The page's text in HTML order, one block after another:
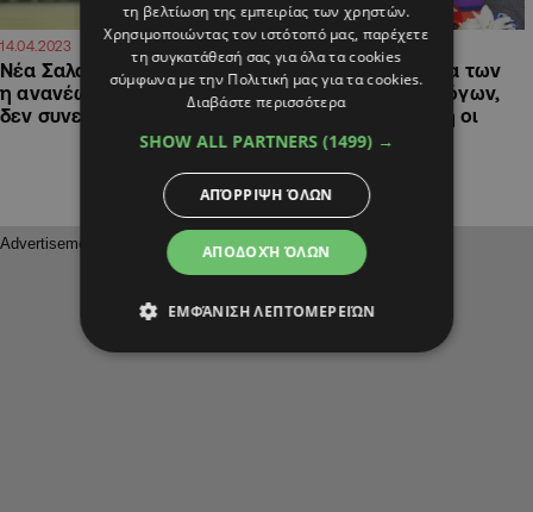
14.04.2023 11:55
Νέα Σαλαμίνα: Στον «πάγο»
η ανανέωση Πουρσαϊτίδη,
δεν συνεχίζει το Δ.Σ.
26.01.2023 11:30
Σάντης: «Είναι η ώρα των
έργων και όχι των λόγων,
Κύπελλο και Ευρώπη οι
στόχοι»
τη βελτίωση της εμπειρίας των χρηστών.
Χρησιμοποιώντας τον ιστότοπό μας, παρέχετε
τη συγκατάθεσή σας για όλα τα cookies
σύμφωνα με την Πολιτική μας για τα cookies.
Διαβάστε περισσότερα
SHOW ALL PARTNERS (1499) →
ΑΠΟΔΟΧΉ ΌΛΩΝ
ΑΠΌΡΡΙΨΗ ΌΛΩΝ
ΕΜΦΆΝΙΣΗ ΛΕΠΤΟΜΕΡΕΙΏΝ